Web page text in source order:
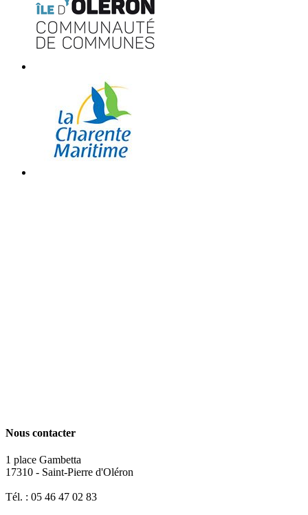
Nous contacter
1 place Gambetta
17310 - Saint-Pierre d'Oléron
Tél. : 05 46 47 02 83